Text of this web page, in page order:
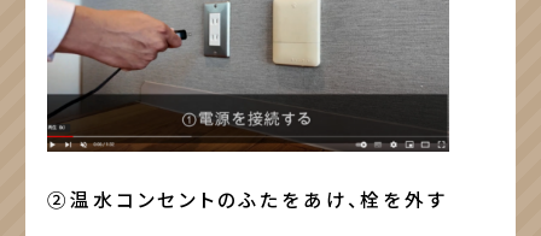
②温水コンセントのふたをあけ、栓を外す